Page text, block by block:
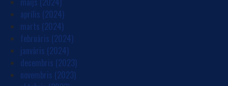
aprīlis (2024)
marts (2024)
februāris (2024)
janvāris (2024)
decembris (2023)
novembris (2023)